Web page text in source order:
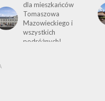
weekend sierpnia w
Tomaszowie! Jakie
zaplanowano
wydarzenia?